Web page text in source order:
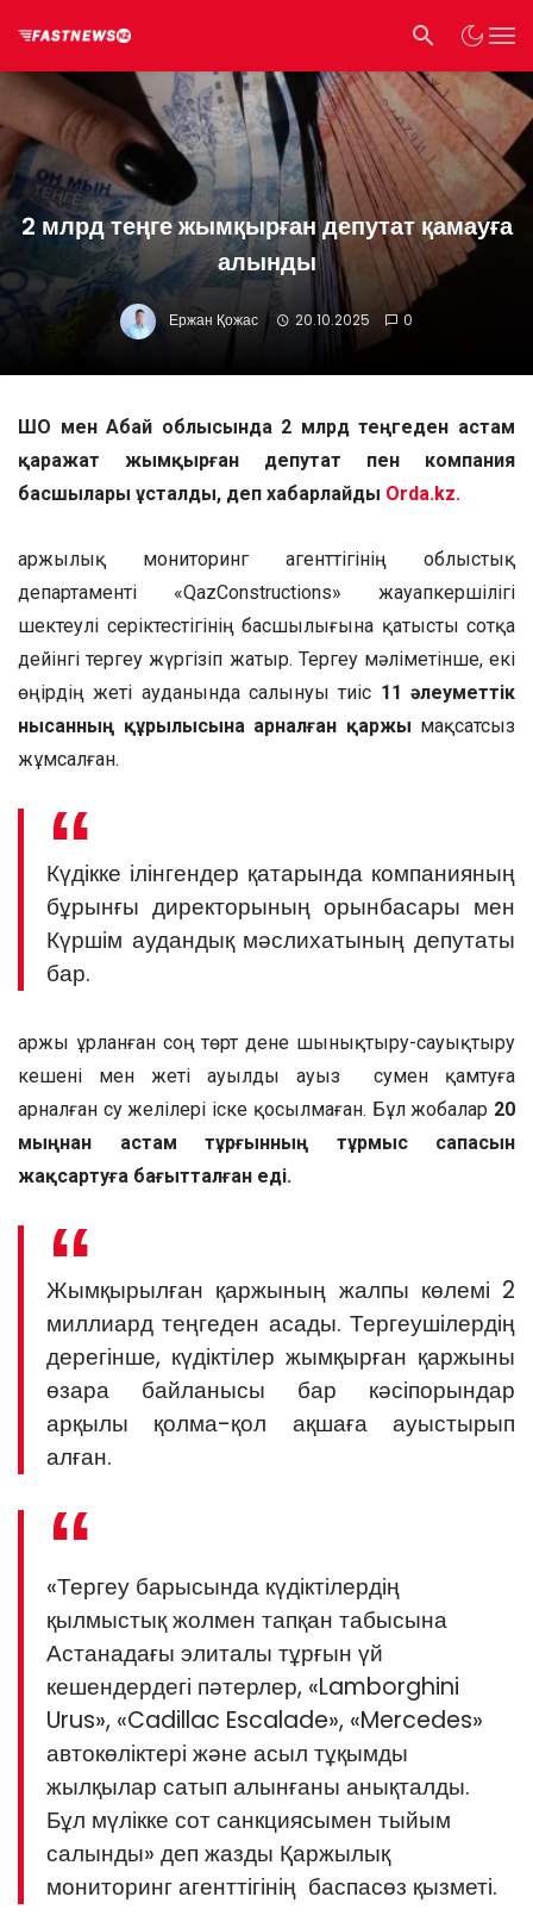
2 млрд теңге жымқырған депутат қамауға
алынды
Ержан Қожас 20.10.2025 0
ШҚО мен Абай облысында 2 млрд теңгеден астам
қаражат жымқырған депутат пен компания
басшылары ұсталды, деп хабарлайды Orda.kz.
Қаржылық мониторинг агенттігінің облыстық
департаменті «QazConstructions» жауапкершілігі
шектеулі серіктестігінің басшылығына қатысты сотқа
дейінгі тергеу жүргізіп жатыр. Тергеу мәліметінше, екі
өңірдің жеті ауданында салынуы тиіс 11 әлеуметтік
нысанның құрылысына арналған қаржы мақсатсыз
жұмсалған.
Күдікке ілінгендер қатарында компанияның
бұрынғы директорының орынбасары мен
Күршім аудандық мәслихатының депутаты
бар.
Қаржы ұрланған соң төрт дене шынықтыру-сауықтыру
кешені мен жеті ауылды ауыз сумен қамтуға
арналған су желілері іске қосылмаған. Бұл жобалар 20
мыңнан астам тұрғынның тұрмыс сапасын
жақсартуға бағытталған еді.
Жымқырылған қаржының жалпы көлемі 2
миллиард теңгеден асады. Тергеушілердің
дерегінше, күдіктілер жымқырған қаржыны
өзара байланысы бар кәсіпорындар
арқылы қолма-қол ақшаға ауыстырып
алған.
«Тергеу барысында күдіктілердің
қылмыстық жолмен тапқан табысына
Астанадағы элиталы тұрғын үй
кешендердегі пәтерлер, «Lamborghini
Urus», «Cadillac Escalade», «Mercedes»
автокөліктері және асыл тұқымды
жылқылар сатып алынғаны анықталды.
Бұл мүлікке сот санкциясымен тыйым
салынды» деп жазды Қаржылық
мониторинг агенттігінің баспасөз қызметі.